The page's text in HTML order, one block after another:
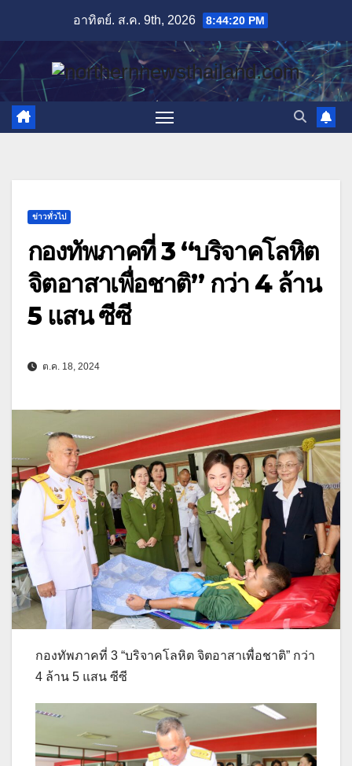
content
อาทิตย์. ส.ค. 9th, 2026 8:44:22 PM
ข่าวทั่วไป
กองทัพภาคที่ 3 “บริจาคโลหิต
จิตอาสาเพื่อชาติ” กว่า 4 ล้าน
5 แสน ซีซี
ต.ค. 18, 2024
กองทัพภาคที่ 3 “บริจาคโลหิต จิตอาสาเพื่อชาติ” กว่า
4 ล้าน 5 แสน ซีซี